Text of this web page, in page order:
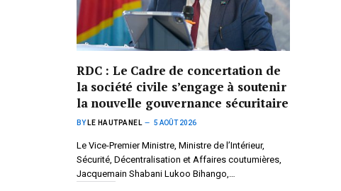
RDC : Le Cadre de concertation de
la société civile s’engage à soutenir
la nouvelle gouvernance sécuritaire
BY LE HAUTPANEL 5 AOÛT 2026
Le Vice-Premier Ministre, Ministre de l’Intérieur,
Sécurité, Décentralisation et Affaires coutumières,
Jacquemain Shabani Lukoo Bihango,…